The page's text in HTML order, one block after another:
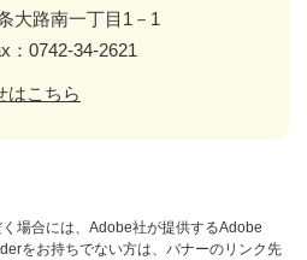
大路南一丁目1－1
：0742-34-2621
はこちら
場合には、Adobe社が提供するAdobe
をお持ちでない方は、バナーのリンク先